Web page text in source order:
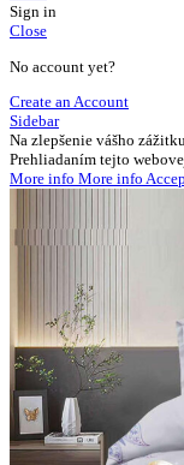
Sign in
Close
No account yet?
Create an Account
Sidebar
Na zlepšenie vášho
Prehliadaním tejto
More info More info